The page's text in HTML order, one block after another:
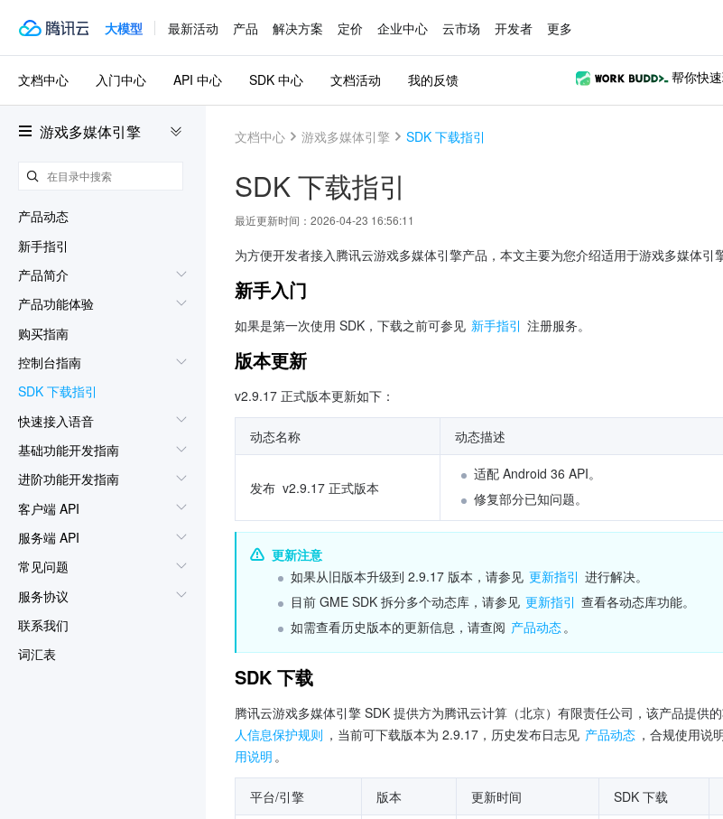
大模型 最新活动 产品 解决方案 定价 企业中心 云市场 开发者 更多
游戏多媒体引擎
产品动态
新手指引
产品简介
产品功能体验
购买指南
控制台指南
SDK 下载指引
快速接入语音
基础功能开发指南
进阶功能开发指南
客户端 API
服务端 API
常见问题
服务协议
联系我们
词汇表
文档中心 入门中心 API 中心 SDK 中心 文档活动 我的反馈 帮你快
文档中心 游戏多媒体引擎 SDK 下载指引
SDK 下载指引
最近更新时间： 2026-04-23 16:56:11
为方便开发者接入腾讯云游戏多媒体引擎产品，本文主要为您介绍适用于游戏多媒体引
新手入门
如果是第一次使用 SDK，下载之前可参见 新手指引 注册服务。
版本更新
v2.9.17 正式版本更新如下：
动态名称 动态描述
发布  v2.9.17 正式版本
适配 Android 36 API。
修复部分已知问题。
更新注意
如果从旧版本升级到 2.9.17 版本，请参见 更新指引 进行解决。
目前 GME SDK 拆分多个动态库，请参见 更新指引 查看各动态库功能。
如需查看历史版本的更新信息，请查阅 产品动态。
SDK 下载
腾讯云游戏多媒体引擎 SDK 提供方为腾讯云计算（北京）有限责任公司，该产品提供
人信息保护规则 ，当前可下载版本为 2.9.17，历史发布日志见 产品动态 ，合规使用说
用说明 。
平台/引擎 版本 更新时间 SDK 下载